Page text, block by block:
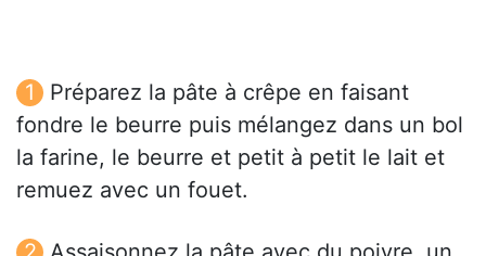
Préparez la pâte à crêpe en faisant
fondre le beurre puis mélangez dans un bol
la farine, le beurre et petit à petit le lait et
remuez avec un fouet.